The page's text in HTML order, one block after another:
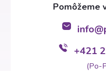
info@
+421
(Po-